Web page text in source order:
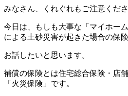
みなさん、くれぐれもご注意くださ
今日は、 もしも大事な「マイホー
による土砂災害が起きた場合の保険
お話したいと思います。
補償の保険とは住宅総合保険・店
「火災保険」です。